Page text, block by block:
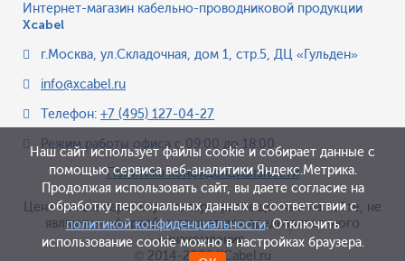
Интернет-магазин кабельно-проводниковой продукции
Xcabel
г.Москва, ул.Складочная, дом 1, стр.5, ДЦ «Гульден»
info@xcabel.ru
Телефон: +7 (495) 127-04-27
Режим работы офиса с 09:00 до 18:00
Политика конфиденциальности
Цена и иные параметры товара, размещенные на сайте, не
являются офертой, а служат для предварительного
ознакомления.
© 2014-2026 XCabel.ru
Наш сайт использует файлы cookie и собирает данные с
помощью сервиса веб-аналитики Яндекс.Метрика.
Продолжая использовать сайт, вы даете согласие на
обработку персональных данных в соответствии с
политикой конфиденциальности. Отключить
использование cookie можно в настройках браузера.